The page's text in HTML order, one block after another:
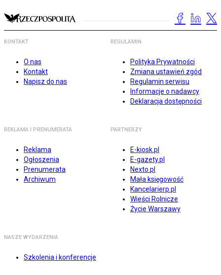
KONTAKT
O nas
Kontakt
Napisz do nas
REGULAMIN
Polityka Prywatności
Zmiana ustawień zgód
Regulamin serwisu
Informacje o nadawcy
Deklaracja dostępności
REKLAMA I PRENUMERATA
Reklama
Ogłoszenia
Prenumerata
Archiwum
PARTNERZY
E-kiosk.pl
E-gazety.pl
Nexto.pl
Mała księgowość
Kancelarierp.pl
Wieści Rolnicze
Życie Warszawy
NASZE WYDARZENIA
Szkolenia i konferencje